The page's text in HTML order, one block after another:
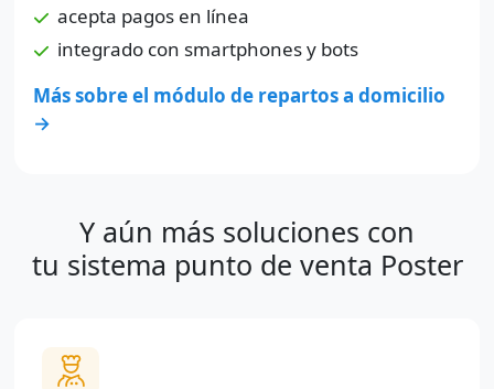
acepta pagos en línea
integrado con smartphones y bots
Más sobre el módulo de repartos a domicilio
→
Y aún más soluciones con
tu sistema punto de venta Poster